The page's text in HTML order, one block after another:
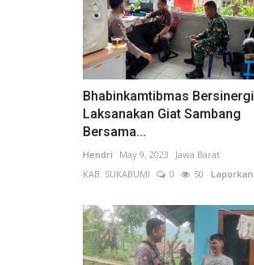
Bhabinkamtibmas Bersinergi
Laksanakan Giat Sambang
Bersama...
Hendri May 9, 2023
Jawa Barat
KAB. SUKABUMI
0 50 Laporkan